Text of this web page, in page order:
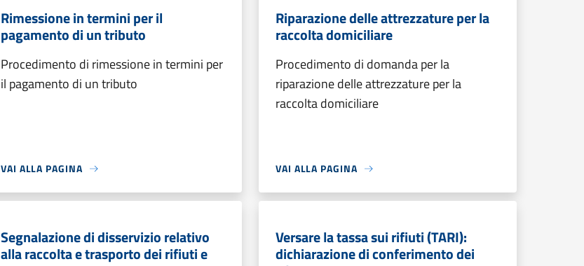
Rimessione in termini per il
pagamento di un tributo
Procedimento di rimessione in termini per
il pagamento di un tributo
VAI ALLA PAGINA
Riparazione delle attrezzature per la
raccolta domiciliare
Procedimento di domanda per la
riparazione delle attrezzature per la
raccolta domiciliare
VAI ALLA PAGINA
Segnalazione di disservizio relativo
alla raccolta e trasporto dei rifiuti e
Versare la tassa sui rifiuti (TARI):
dichiarazione di conferimento dei